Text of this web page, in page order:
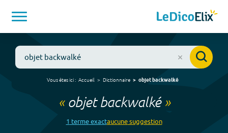
Vous êtes ici : Accueil Dictionnaire objet backwalké
« objet backwalké»
1 termeexactaucunesuggestion